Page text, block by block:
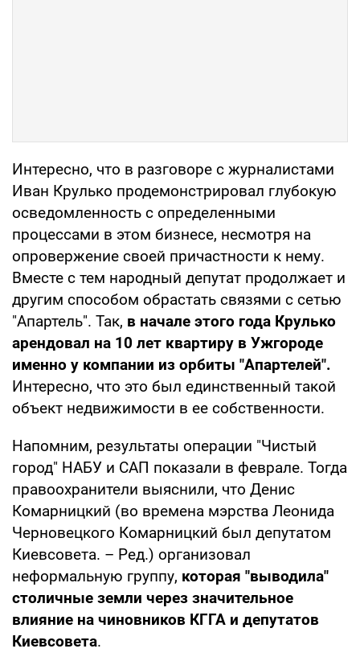
Интересно, что в разговоре с журналистами
Иван Крулько продемонстрировал глубокую
осведомленность с определенными
процессами в этом бизнесе, несмотря на
опровержение своей причастности к нему.
Вместе с тем народный депутат продолжает и
другим способом обрастать связями с сетью
"Апартель". Так, в начале этого года Крулько
арендовал на 10 лет квартиру в Ужгороде
именно у компании из орбиты "Апартелей".
Интересно, что это был единственный такой
объект недвижимости в ее собственности.
Напомним, результаты операции "Чистый
город" НАБУ и САП показали в феврале. Тогда
правоохранители выяснили, что Денис
Комарницкий (во времена мэрства Леонида
Черновецкого Комарницкий был депутатом
Киевсовета. – Ред.) организовал
неформальную группу, которая "выводила"
столичные земли через значительное
влияние на чиновников КГГА и депутатов
Киевсовета.